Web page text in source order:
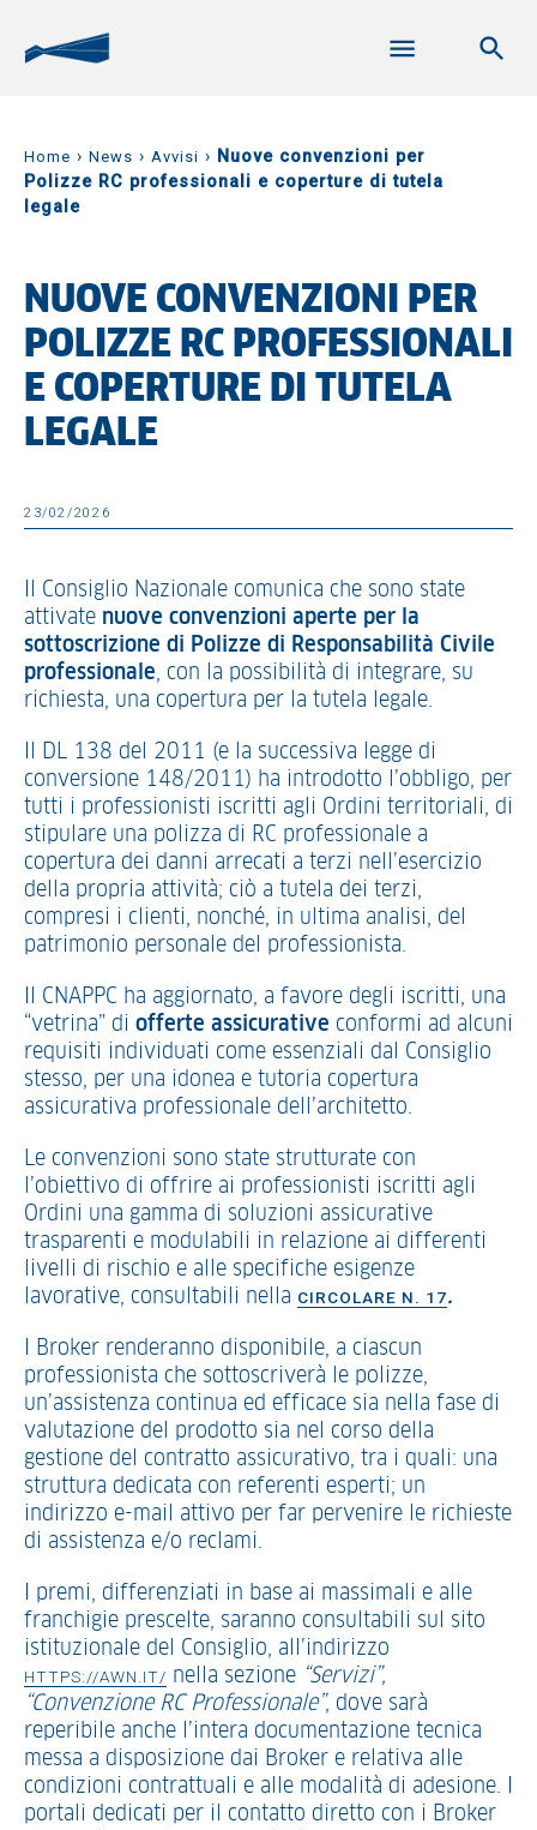
Home › News › Avvisi › Nuove convenzioni per
Polizze RC professionali e coperture di tutela
legale
NUOVE CONVENZIONI PER
POLIZZE RC PROFESSIONALI
E COPERTURE DI TUTELA
LEGALE
23/02/2026
Il Consiglio Nazionale comunica che sono state
attivate nuove convenzioni aperte per la
sottoscrizione di Polizze di Responsabilità Civile
professionale, con la possibilità di integrare, su
richiesta, una copertura per la tutela legale.
Il DL 138 del 2011 (e la successiva legge di
conversione 148/2011) ha introdotto l’obbligo, per
tutti i professionisti iscritti agli Ordini territoriali, di
stipulare una polizza di RC professionale a
copertura dei danni arrecati a terzi nell’esercizio
della propria attività; ciò a tutela dei terzi,
compresi i clienti, nonché, in ultima analisi, del
patrimonio personale del professionista.
Il CNAPPC ha aggiornato, a favore degli iscritti, una
“vetrina” di offerte assicurative conformi ad alcuni
requisiti individuati come essenziali dal Consiglio
stesso, per una idonea e tutoria copertura
assicurativa professionale dell’architetto.
Le convenzioni sono state strutturate con
l’obiettivo di offrire ai professionisti iscritti agli
Ordini una gamma di soluzioni assicurative
trasparenti e modulabili in relazione ai differenti
livelli di rischio e alle specifiche esigenze
lavorative, consultabili nella CIRCOLARE N. 17.
I Broker renderanno disponibile, a ciascun
professionista che sottoscriverà le polizze,
un’assistenza continua ed efficace sia nella fase di
valutazione del prodotto sia nel corso della
gestione del contratto assicurativo, tra i quali: una
struttura dedicata con referenti esperti; un
indirizzo e-mail attivo per far pervenire le richieste
di assistenza e/o reclami.
I premi, differenziati in base ai massimali e alle
franchigie prescelte, saranno consultabili sul sito
istituzionale del Consiglio, all’indirizzo
HTTPS://AWN.IT/ nella sezione “Servizi”,
“Convenzione RC Professionale”, dove sarà
reperibile anche l’intera documentazione tecnica
messa a disposizione dai Broker e relativa alle
condizioni contrattuali e alle modalità di adesione. I
portali dedicati per il contatto diretto con i Broker